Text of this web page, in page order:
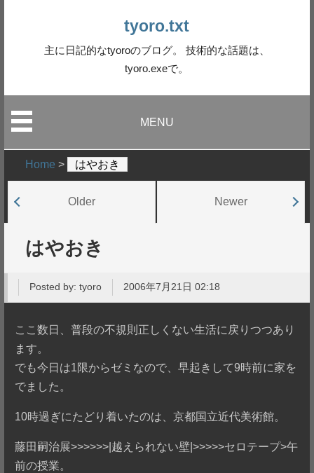
tyoro.txt
主に日記的なtyoroのブログ。 技術的な話題は、
tyoro.exeで。
MENU
Home > はやおき
Older Newer
はやおき
Posted by:tyoro 2006年7月21日 02:18
ここ数日、普段の不規則正しくない生活に戻りつつあり
ます。
でも今日は1限からゼミなので、早起きして9時前に家を
でました。
10時過ぎにたどり着いたのは、京都国立近代美術館。
藤田嗣治展>>>>>>|越えられない壁|>>>>>セロテープ>午
前の授業。